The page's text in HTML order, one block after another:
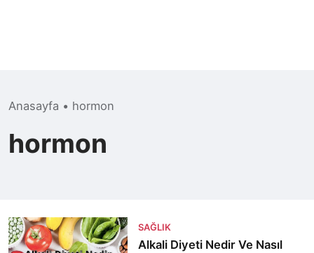
Anasayfa • hormon
hormon
SAĞLIK
Alkali Diyeti Nedir Ve Nasıl